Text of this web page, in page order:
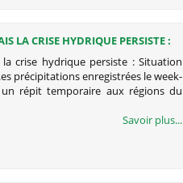
LA CRISE HYDRIQUE PERSISTE :
AU MAROC
crise hydrique persiste : Situation
précipitations enregistrées le week-
répit temporaire aux régions du
Savoir plus...